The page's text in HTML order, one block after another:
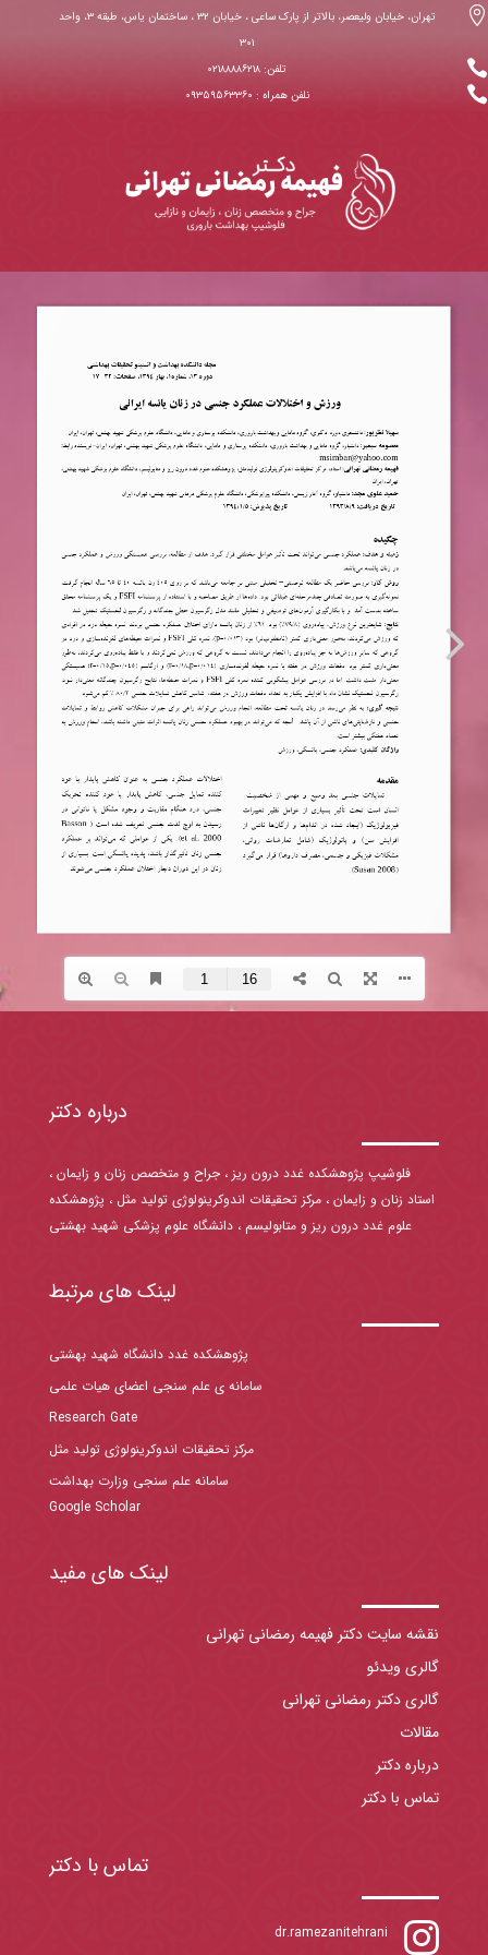

تهران، خیابان ولیعصر، بالاتر از پارک ساعی ، خیابان ۳۲ ، ساختمان یاس، طبقه ۳، واحد
۳۰۱
 تلفن: ۰۲۱۸۸۸۸۶۲۱۸
 نلفن همراه : ۰۹۳۵۹۵۶۳۳۶۰
درباره دکتر
فلوشیپ پژوهشکده غدد درون ریز ، جراح و متخصص زنان و زایمان ،
استاد زنان و زایمان ، مرکز تحقیقات اندوکرینولوژی تولید مثل ، پژوهشکده
علوم غدد درون ریز و متابولیسم ، دانشگاه علوم پزشکی شهید بهشتی
لینک های مرتبط
پژوهشکده غدد دانشگاه شهید بهشتی
سامانه ی علم سنجی اعضای هیات علمی
Research Gate
مرکز تحقیقات اندوکرینولوژی تولید مثل
سامانه علم سنجی وزارت بهداشت
Google Scholar
لینک های مفید
نقشه سایت دکتر فهیمه رمضانی تهرانی
گالری ویدئو
گالری دکتر رمضانی تهرانی
مقالات
درباره دکتر
تماس با دکتر
تماس با دکتر

dr.ramezanitehrani